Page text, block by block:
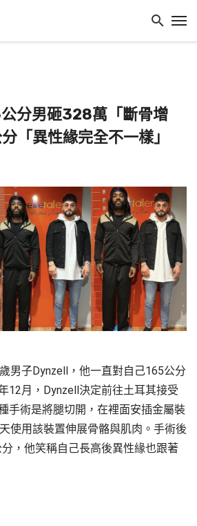
分男砸328萬「斷骨增
「異性緣完全不一樣」
男子Dynzell，他一直對自己165公分
12月，Dynzell決定前往土耳其接受
手術是將腿切開，在裡面安插金屬裝
使用該裝置伸展骨骼與肌肉。手術後
，他笑稱自己長高後異性緣也跟著